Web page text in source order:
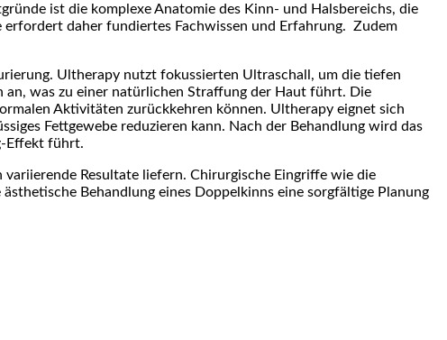
ist die komplexe Anatomie des Kinn- und Halsbereichs, die
daher fundiertes Fachwissen und Erfahrung. Zudem
Ultherapy nutzt fokussierten Ultraschall, um die tiefen
an, was zu einer natürlichen Straffung der Haut führt. Die
Aktivitäten zurückkehren können. Ultherapy eignet sich
Fettgewebe reduzieren kann. Nach der Behandlung wird das
Effekt führt.
Resultate liefern. Chirurgische Eingriffe wie die
Behandlung eines Doppelkinns eine sorgfältige Planung